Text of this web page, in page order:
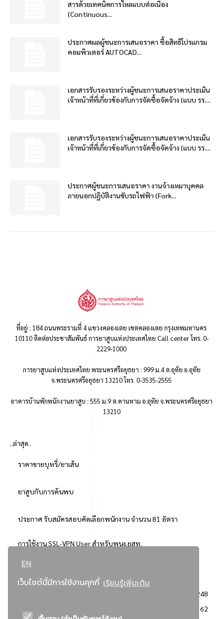
EN
เว็บไซต์นี้มีการใช้งานคุกกี้ เรียนรู้เพิ่มเติม
สารด้วยเทคนิคการไหลแบบต่อเนื่อง
(Continuous...
ประกาศผลผู้ชนะการเสนอราคา ซื้อสิทธิโปรแกรม
คอมพิวเตอร์ AUTOCAD...
เอกสารรับรองระหว่างผู้ชนะการเสนอราคาประเมิน
เจ้าหน้าที่ที่เกี่ยวข้องกับการจัดซื้อจัดจ้าง (แบบ รร....
เอกสารรับรองระหว่างผู้ชนะการเสนอราคาประเมิน
เจ้าหน้าที่ที่เกี่ยวข้องกับการจัดซื้อจัดจ้าง (แบบ รร....
ประกาศผู้ชนะการเสนอราคา งานจ้างเหมาบุคคล
ภายนอกปฏิบัติงานขับรถไฟฟ้า (Fork...
ที่อยู่ : 184 ถนนพระรามที่ 4 แขวงคลองเตย เขตคลองเตย กรุงเทพมหานคร
10110 ติดต่อประชาสัมพันธ์ การยาสูบแห่งประเทศไทย Call center โทร. 0-
2229-1000
การยาสูบแห่งประเทศไทย พระนครศรีอยุธยา : 999 ม.4 ต.อุทัย อ.อุทัย
จ.พระนครศรีอยุธยา 13210 โทร. 0-3535-2555
อาคารบ้านพักพนักงานยาสูบ : 555 ม.9 ต.คานหาม อ.อุทัย จ.พระนครศรีอยุธยา
13210
..ล่าสุด..
ราคาขายบุหรี่/ยาเส้น
ยาสูบกับการค้นพบ
ประกาศ รับสมัครสอบคัดเลือกพนักงาน จำนวน 81 อัตรา
การใช้งาน SSL-VPN User สำหรับพนง.ยสท.
..ยอดนิยม..
3248
2362